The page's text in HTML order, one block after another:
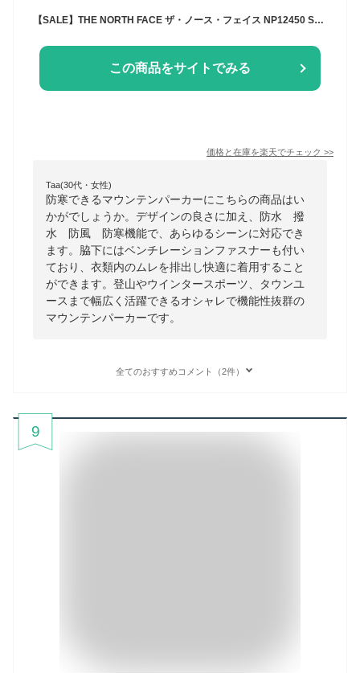
【SALE】THE NORTH FACE ザ・ノース・フェイス NP12450 SCOOP JACKET スクープジャケット マウンテンパーカー シェル 防水 撥水 防風 防寒 定番 アウター アウトドア メンズ レディース 3カラー 国内正規 2024AW 20%OFF
この商品をサイトでみる
価格と在庫を楽天でチェック >>
Taa(30代・女性)
防寒できるマウンテンパーカーにこちらの商品はい
かがでしょうか。デザインの良さに加え、防水 撥
水 防風 防寒機能で、あらゆるシーンに対応でき
ます。脇下にはベンチレーションファスナーも付い
ており、衣類内のムレを排出し快適に着用すること
ができます。登山やウインタースポーツ、タウンユ
ースまで幅広く活躍できるオシャレで機能性抜群の
マウンテンパーカーです。
全てのおすすめコメント（2件）
9